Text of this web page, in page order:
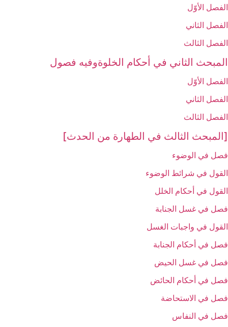
الفصل الأوّل‏
الفصل الثاني‏
الفصل الثالث‏
المبحث الثاني في أحكام الخلوةوفيه فصول
الفصل الأوّل‏
الفصل الثاني‏
الفصل الثالث‏
[المبحث الثالث في الطهارة من الحدث‏]
فصل في الوضوء
القول في شرائط الوضوء
القول في أحكام الخلل‏
فصل في غسل الجنابة
القول في واجبات الغسل‏
فصل في أحكام الجنابة
فصل في غسل الحيض‏
فصل في أحكام الحائض‏
فصل في الاستحاضة
فصل في النفاس‏